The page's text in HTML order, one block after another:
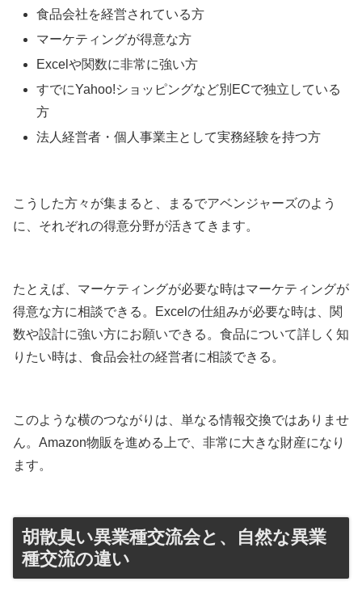
食品会社を経営されている方
マーケティングが得意な方
Excelや関数に非常に強い方
すでにYahoo!ショッピングなど別ECで独立している
方
法人経営者・個人事業主として実務経験を持つ方
こうした方々が集まると、まるでアベンジャーズのよう
に、それぞれの得意分野が活きてきます。
たとえば、マーケティングが必要な時はマーケティングが
得意な方に相談できる。Excelの仕組みが必要な時は、関
数や設計に強い方にお願いできる。食品について詳しく知
りたい時は、食品会社の経営者に相談できる。
このような横のつながりは、単なる情報交換ではありませ
ん。Amazon物販を進める上で、非常に大きな財産になり
ます。
胡散臭い異業種交流会と、自然な異業
種交流の違い